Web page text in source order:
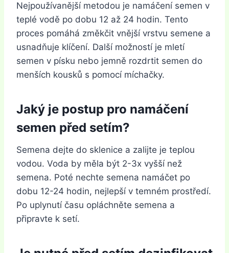
Nejpoužívanější metodou je namáčení semen v
teplé vodě po dobu 12 až 24 hodin. Tento
proces pomáhá změkčit vnější vrstvu semene a
usnadňuje klíčení. Další možností je mletí
semen v písku nebo jemně rozdrtit semen do
menších kousků s pomocí míchačky.
Jaký je postup pro namáčení
semen před setím?
Semena dejte do sklenice a zalijte je teplou
vodou. Voda by měla být 2-3x vyšší než
semena. Poté nechte semena namáčet po
dobu 12-24 hodin, nejlepší v temném prostředí.
Po uplynutí času opláchněte semena a
připravte k setí.